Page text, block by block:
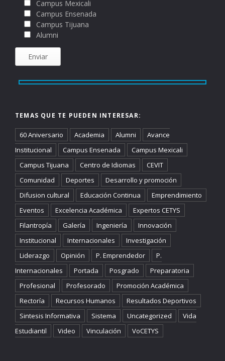
Campus Mexicali
Campus Ensenada
Campus Tijuana
Alumni
TEMAS QUE TE PUEDEN INTERESAR:
60 Aniversario Academia Alumni
Avance
Institucional
Campus Ensenada
Campus Mexicali
Campus Tijuana
Centro de Idiomas
CEVIT
Comunidad
Deportes
Desarrollo y promoción
Difusion cultural
Educación Continua
Emprendimiento
Eventos
Excelencia Académica
Expertos CETYS
Filantropía
Galería Ingeniería
Innovación
Institucional
Internacionales
Investigación
Liderazgo
Opinión P. Emprendedor
P.
Internacionales
Portada Posgrado
Preparatoria
Profesional
Profesorado
Promoción Académica
Rectoría
Recursos Humanos
Resultados Deportivos
Sintesis Informativa
Sistema Uncategorized
Vida
Estudiantil
Video Vinculación VoCETYS